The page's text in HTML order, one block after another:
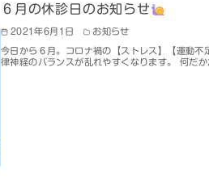
６月の休診日のお知らせ
2021年6月1日 お知らせ
今日から６月。コロナ禍の【ストレス】【運動不
律神経のバランスが乱れやすくなります。 何だ